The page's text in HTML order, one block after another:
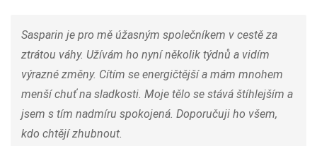
Sasparin je pro mě úžasným společníkem v cestě za
ztrátou váhy. Užívám ho nyní několik týdnů a vidím
výrazné změny. Cítím se energičtější a mám mnohem
menší chuť na sladkosti. Moje tělo se stává štíhlejším a
jsem s tím nadmíru spokojená. Doporučuji ho všem,
kdo chtějí zhubnout.